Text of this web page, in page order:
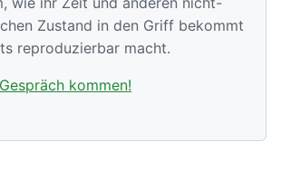
Zustand in den Griff bekommt
reproduzierbar macht.
kommen!